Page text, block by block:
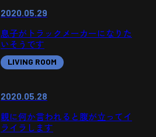
2020.05.29
息子がトラックメーカーになりた
いそうです
LIVING ROOM
2020.05.28
親に何か言われると腹が立ってイ
ライラします